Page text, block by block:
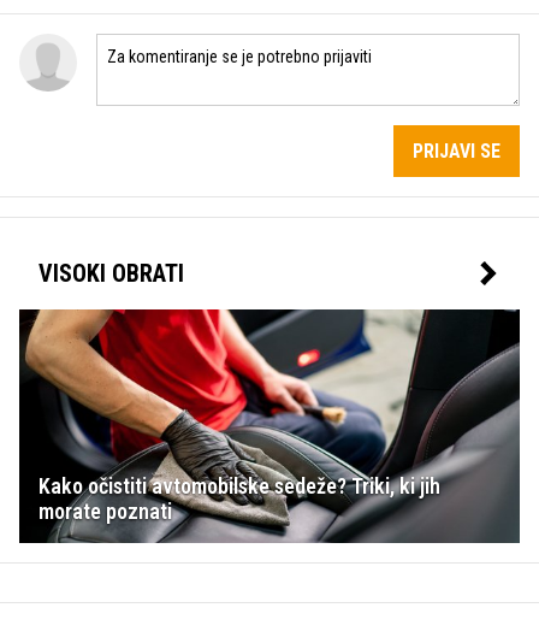
PRIJAVI SE
VISOKI OBRATI
Kako očistiti avtomobilske sedeže? Triki, ki jih
morate poznati